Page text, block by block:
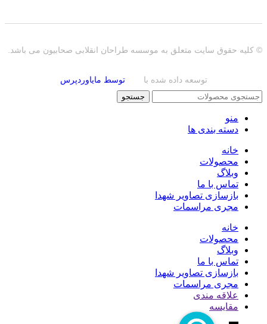
© کلیه حقوق سایت متعلق به موسسه طراحان انقلابی صحابیون می باشد.
توسعه داده شده با توسط مایاوردپرس
جستجو
منو
دسته بندی ها
خانه
محصولات
وبلاگ
تماس با ما
بازسازی تصاویر شهدا
مجری مراسمات
خانه
محصولات
وبلاگ
تماس با ما
بازسازی تصاویر شهدا
مجری مراسمات
علاقه مندی
مقایسه